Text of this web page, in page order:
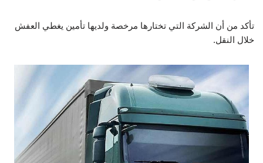
تأكد من أن الشركة التي تختارها مرخصة ولديها تأمين يغطي العفش
خلال النقل.